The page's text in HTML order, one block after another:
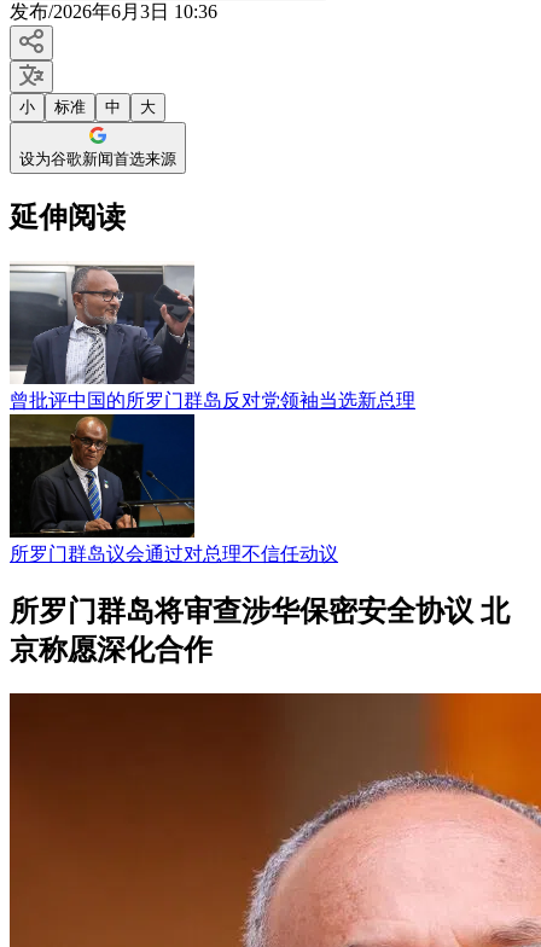
发布/2026年6月3日 10:36
小 标准 中 大
设为谷歌新闻首选来源
延伸阅读
曾批评中国的所罗门群岛反对党领袖当选新总理
所罗门群岛议会通过对总理不信任动议
所罗门群岛将审查涉华保密安全协议 北
京称愿深化合作